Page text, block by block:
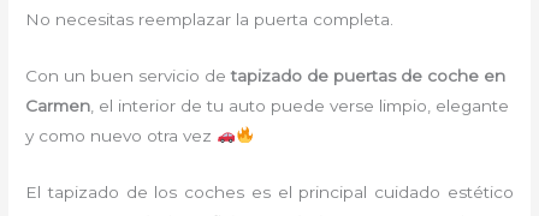
No necesitas reemplazar la puerta completa.
Con un buen servicio detapizado de puertas de coche en
Carmen , el interior de tu auto puede verse limpio, elegante
y como nuevo otra vez
El tapizado de los coches es el principal cuidado estético